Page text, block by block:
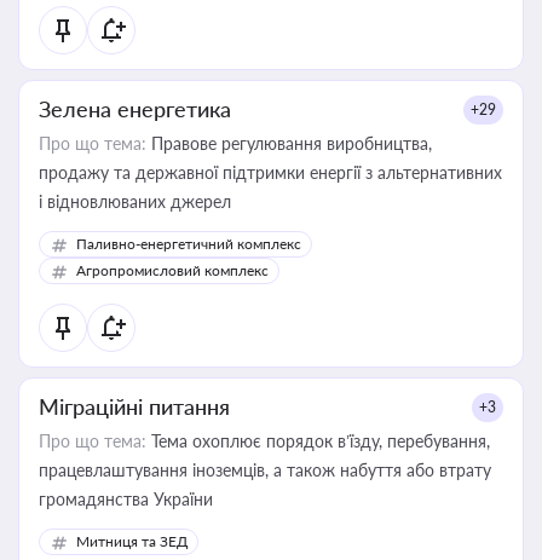
Зелена енергетика +29
Про що тема: Правове регулювання виробництва,
продажу та державної підтримки енергії з альтернативних
і відновлюваних джерел
Паливно-енергетичний комплекс
Агропромисловий комплекс
Міграційні питання +3
Про що тема: Тема охоплює порядок в’їзду, перебування,
працевлаштування іноземців, а також набуття або втрату
громадянства України
Митниця та ЗЕД